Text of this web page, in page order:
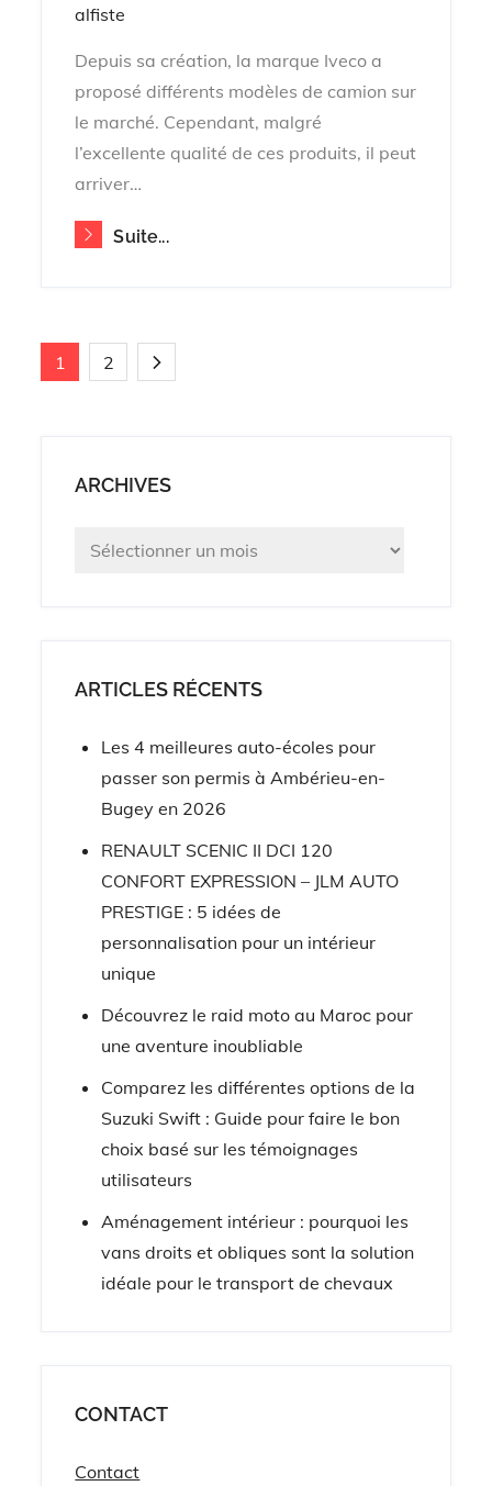
on
alfiste
Depuis sa création, la marque Iveco a
proposé différents modèles de camion sur
le marché. Cependant, malgré
l’excellente qualité de ces produits, il peut
arriver…
Suite...
Pagination
1 2
ARCHIVES
Archives
ARTICLES RÉCENTS
Les 4 meilleures auto-écoles pour
passer son permis à Ambérieu-en-
Bugey en 2026
RENAULT SCENIC II DCI 120
CONFORT EXPRESSION – JLM AUTO
PRESTIGE : 5 idées de
personnalisation pour un intérieur
unique
Découvrez le raid moto au Maroc pour
une aventure inoubliable
Comparez les différentes options de la
Suzuki Swift : Guide pour faire le bon
choix basé sur les témoignages
utilisateurs
Aménagement intérieur : pourquoi les
vans droits et obliques sont la solution
idéale pour le transport de chevaux
CONTACT
Contact